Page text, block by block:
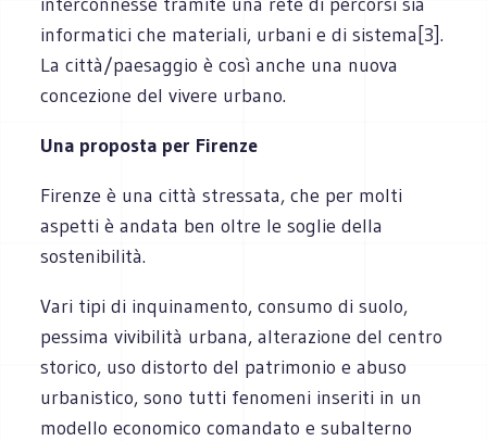
informatici che materiali, urbani e di sistema[3].
La città/paesaggio è così anche una nuova
concezione del vivere urbano.
Una proposta per Firenze
Firenze è una città stressata, che per molti
aspetti è andata ben oltre le soglie della
sostenibilità.
Vari tipi di inquinamento, consumo di suolo,
pessima vivibilità urbana, alterazione del centro
storico, uso distorto del patrimonio e abuso
urbanistico, sono tutti fenomeni inseriti in un
modello economico comandato e subalterno